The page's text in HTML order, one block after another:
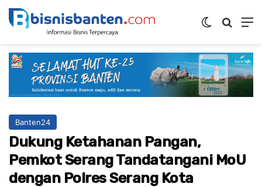
Switch skin
Banten24
Dukung Ketahanan Pangan,
Pemkot Serang Tandatangani MoU
dengan Polres Serang Kota